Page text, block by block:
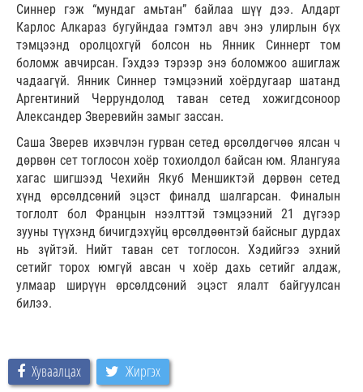
Синнер гэж “мундаг амьтан” байлаа шүү дээ. Алдарт
Карлос Алкараз бугуйндаа гэмтэл авч энэ улирлын бүх
тэмцээнд оролцохгүй болсон нь Янник Синнерт том
боломж авчирсан. Гэхдээ тэрээр энэ боломжоо ашиглаж
чадаагүй. Янник Синнер тэмцээний хоёрдугаар шатанд
Аргентиний Черрундолод таван сетед хожигдсоноор
Александер Зверевийн замыг зассан.
Саша Зверев ихэвчлэн гурван сетед өрсөлдөгчөө ялсан ч
дөрвөн сет тоглосон хоёр тохиолдол байсан юм. Ялангуяа
хагас шигшээд Чехийн Якуб Меншиктэй дөрвөн сетед
хүнд өрсөлдсөний эцэст финалд шалгарсан. Финалын
тоглолт бол Францын нээлттэй тэмцээний 21 дүгээр
зууны түүхэнд бичигдэхүйц өрсөлдөөнтэй байсныг дурдах
нь зүйтэй. Нийт таван сет тоглосон. Хэдийгээ эхний
сетийг торох юмгүй авсан ч хоёр дахь сетийг алдаж,
улмаар ширүүн өрсөлдсөний эцэст ялалт байгуулсан
билээ.
Хуваалцах Жиргэх